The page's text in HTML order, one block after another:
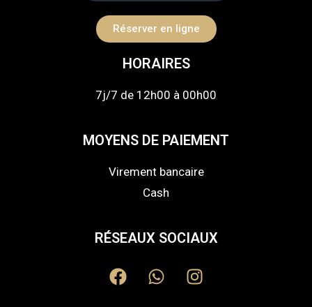
Réserver en ligne
HORAIRES
7j/7 de 12h00 à 00h00
MOYENS DE PAIEMENT
Virement bancaire
Cash
RÉSEAUX SOCIAUX